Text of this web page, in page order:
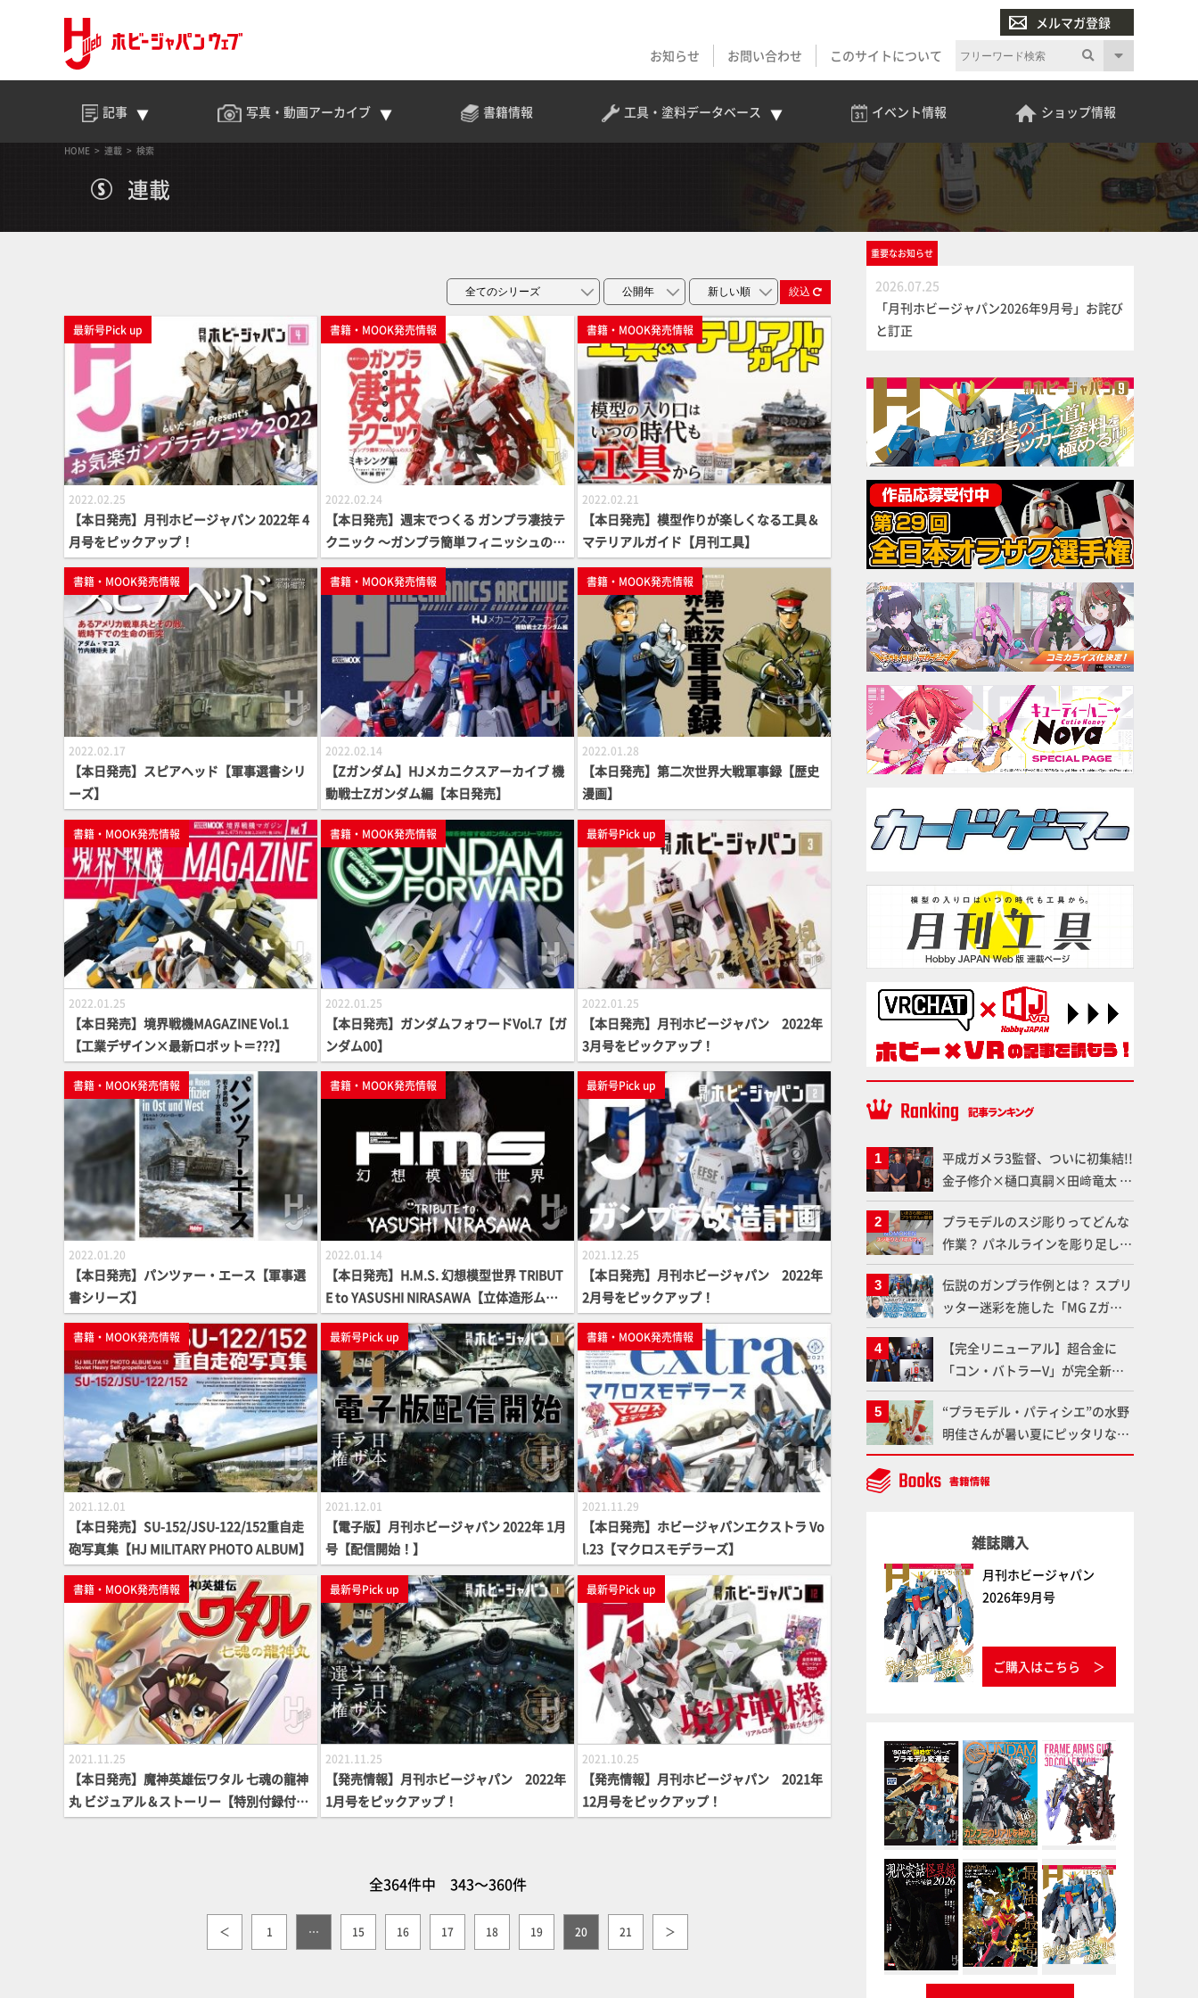
メルマガ登録
お知らせ
お問い合わせ このサイトについて
記事 写真・動画アーカイブ 書籍情報 工具・塗料データベース イベント情報 ショップ情報
HOME 連載 検索
連載
絞込
最新号Pick up
2022.02.25
【本日発売】月刊ホビージャパン 2022年 4
月号をピックアップ！
書籍・MOOK発売情報
2022.02.24
【本日発売】週末でつくる ガンプラ凄技テ
クニック ～ガンプラ簡単フィニッシュのス
スメ～ミキシング編【ガンプラ HowTo M
OOK】
書籍・MOOK発売情報
2022.02.21
【本日発売】模型作りが楽しくなる工具＆
マテリアルガイド【月刊工具】
書籍・MOOK発売情報
2022.02.17
【本日発売】スピアヘッド【軍事選書シリ
ーズ】
書籍・MOOK発売情報
2022.02.14
【Zガンダム】HJメカニクスアーカイブ 機
動戦士Zガンダム編【本日発売】
書籍・MOOK発売情報
2022.01.28
【本日発売】第二次世界大戦軍事録【歴史
漫画】
書籍・MOOK発売情報
2022.01.25
【本日発売】境界戦機MAGAZINE Vol.1
【工業デザイン×最新ロボット＝???】
書籍・MOOK発売情報
2022.01.25
【本日発売】ガンダムフォワードVol.7【ガ
ンダム00】
最新号Pick up
2022.01.25
【本日発売】月刊ホビージャパン 2022年
3月号をピックアップ！
書籍・MOOK発売情報
2022.01.20
【本日発売】パンツァー・エース【軍事選
書シリーズ】
書籍・MOOK発売情報
2022.01.14
【本日発売】H.M.S. 幻想模型世界 TRIBUT
E to YASUSHI NIRASAWA【立体造形ムッ
ク】
最新号Pick up
2021.12.25
【本日発売】月刊ホビージャパン 2022年
2月号をピックアップ！
書籍・MOOK発売情報
2021.12.01
【本日発売】SU-152/JSU-122/152重自走
砲写真集【HJ MILITARY PHOTO ALBUM】
最新号Pick up
2021.12.01
【電子版】月刊ホビージャパン 2022年 1月
号【配信開始！】
書籍・MOOK発売情報
2021.11.29
【本日発売】ホビージャパンエクストラ Vo
l.23【マクロスモデラーズ】
書籍・MOOK発売情報
2021.11.25
【本日発売】魔神英雄伝ワタル 七魂の龍神
丸 ビジュアル＆ストーリー【特別付録付
き】
最新号Pick up
2021.11.25
【発売情報】月刊ホビージャパン 2022年
1月号をピックアップ！
最新号Pick up
2021.10.25
【発売情報】月刊ホビージャパン 2021年
12月号をピックアップ！
全364件中 343～360件
＜ 1 … 15 16 17 18 19 20 21 ＞
重要なお知らせ
2026.07.25
「月刊ホビージャパン2026年9月号」お詫び
と訂正
平成ガメラ3監督、ついに初集結!!
金子修介×樋口真嗣×田﨑竜太 4
体のガメラを未来へつなぐ特別鼎
談「ガメラ永久保存化プロジェク
ト FINAL」
プラモデルのスジ彫りってどんな
作業？ パネルラインを彫り足して
作品を映えさせよう！【いまさら
聞けないプラモデルの基礎：スジ
彫りとパネルライン】
伝説のガンプラ作例とは？ スプリ
ッター迷彩を施した「MG Zガン
ダム アムロ・レイ仕様機」をMAX
渡辺がふたたび塗る!!【試し読
み】
【完全リニューアル】超合金に
「コン・バトラーV」が完全新規
造形で登場！気になる仕様を試作
品の撮り下ろしでご紹介!!さらに
「大鉄人17」＆「ワンエイト」セ
ット情報もお届け！【超合金の
魂】
“プラモデル・パティシエ”の水野
明佳さんが暑い夏にピッタリな
「リック・ディアス〜アイス
ver.〜」を製作【ガンダムフォワ
雑誌購入
月刊ホビージャパン
2026年9月号
ご購入はこちら